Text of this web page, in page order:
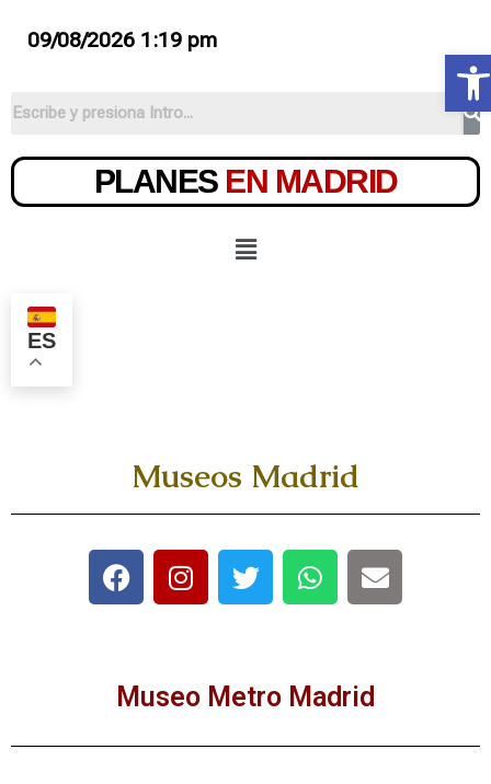
09/08/2026 1:19 pm
PLANES EN MADRID
ES
Museos Madrid
Museo Metro Madrid